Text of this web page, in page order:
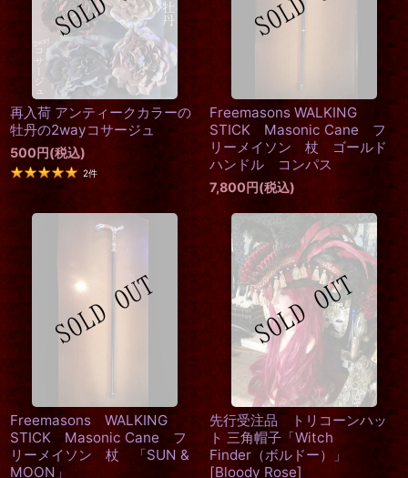
再入荷 アンティークカラーの
牡丹の2wayコサージュ
500円(税込)
2件
Freemasons WALKING
STICK Masonic Cane フ
リーメイソン 杖 ゴールド
ハンドル コンパス
7,800円(税込)
Freemasons WALKING
STICK Masonic Cane フ
リーメイソン 杖 「SUN &
MOON」
先行受注品 トリコーンハッ
ト 三角帽子「Witch
Finder（ボルドー）」
[Bloody Rose]